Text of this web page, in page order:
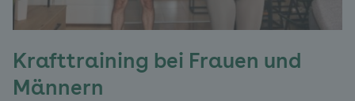
Krafttraining bei Frauen und
Männern